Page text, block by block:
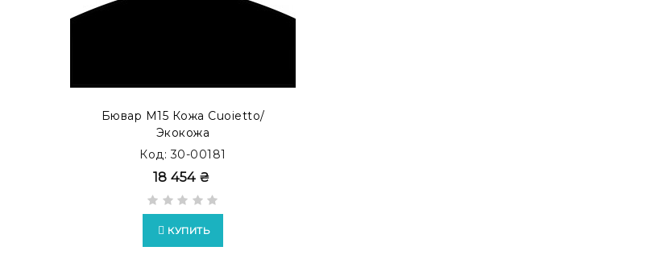
Возможно изготовление бюваров на заказ по лекалам и чертежам клиента:
Бювар М15 Кожа Cuoietto/
Экокожа
Код: 30-00181
18 454 ₴
КУПИТЬ